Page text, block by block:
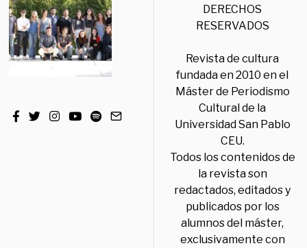
DERECHOS
RESERVADOS
Revista de cultura
fundada en 2010 en el
Máster de Periodismo
Cultural de la
Universidad San Pablo
CEU.
Todos los contenidos de
la revista son
redactados, editados y
publicados por los
alumnos del máster,
exclusivamente con